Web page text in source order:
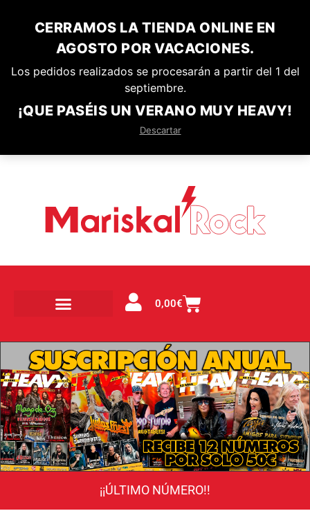
CERRAMOS LA TIENDA ONLINE EN
AGOSTO POR VACACIONES.
Los pedidos realizados se procesarán a partir del 1 del
septiembre.
¡QUE PASÉIS UN VERANO MUY HEAVY!
Descartar
0,00€
¡¡ÚLTIMO NÚMERO!!